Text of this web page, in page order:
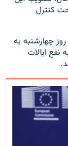
کنترل
چهارشنبه به
ایالات